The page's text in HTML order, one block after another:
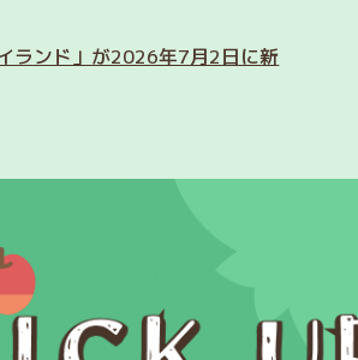
ランド」が2026年7月2日に新